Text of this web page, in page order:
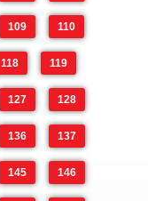
109 110
118 119
127 128
136 137
145 146